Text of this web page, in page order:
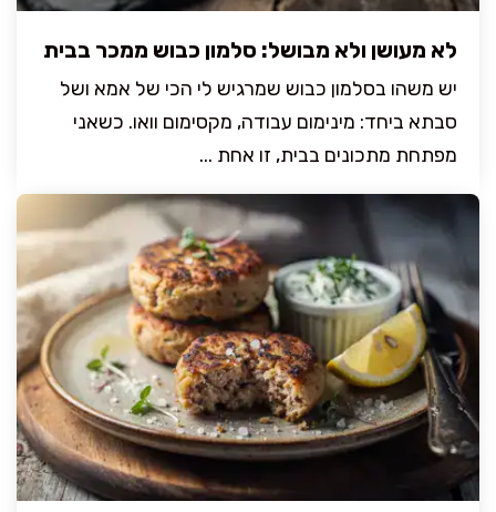
לא מעושן ולא מבושל: סלמון כבוש ממכר בבית
יש משהו בסלמון כבוש שמרגיש לי הכי של אמא ושל
סבתא ביחד: מינימום עבודה, מקסימום וואו. כשאני
מפתחת מתכונים בבית, זו אחת ...